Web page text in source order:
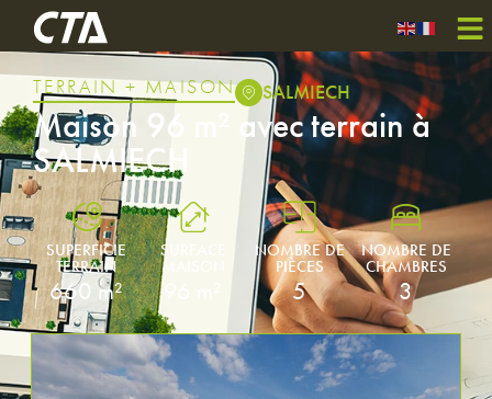
TERRAIN + MAISON SALMIECH
Maison 96 m² avec terrain à
SALMIECH
SUPERFICIE
TERRAIN
660 m²
SURFACE
MAISON
NOMBRE DE
PIÈCES
5
NOMBRE DE
CHAMBRES
3